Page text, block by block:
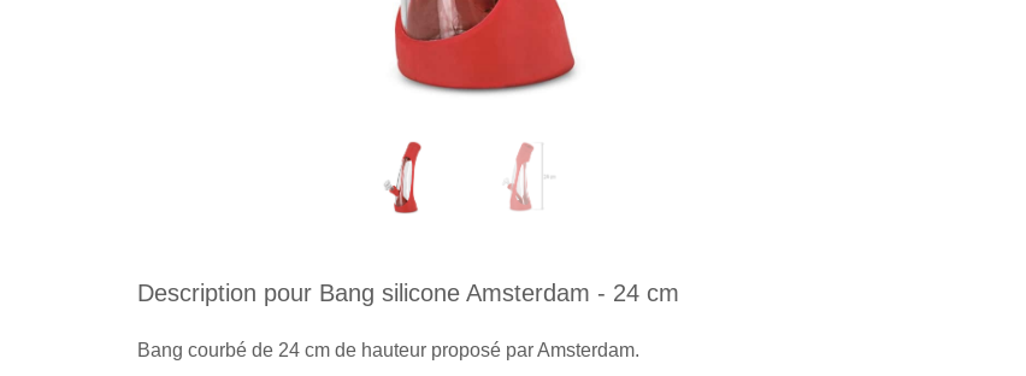
Description pour Bang silicone Amsterdam - 24 cm
Bang courbé de 24 cm de hauteur proposé par Amsterdam.